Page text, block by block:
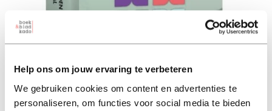
Help ons om jouw ervaring te verbeteren
We gebruiken cookies om content en advertenties te
personaliseren, om functies voor social media te bieden